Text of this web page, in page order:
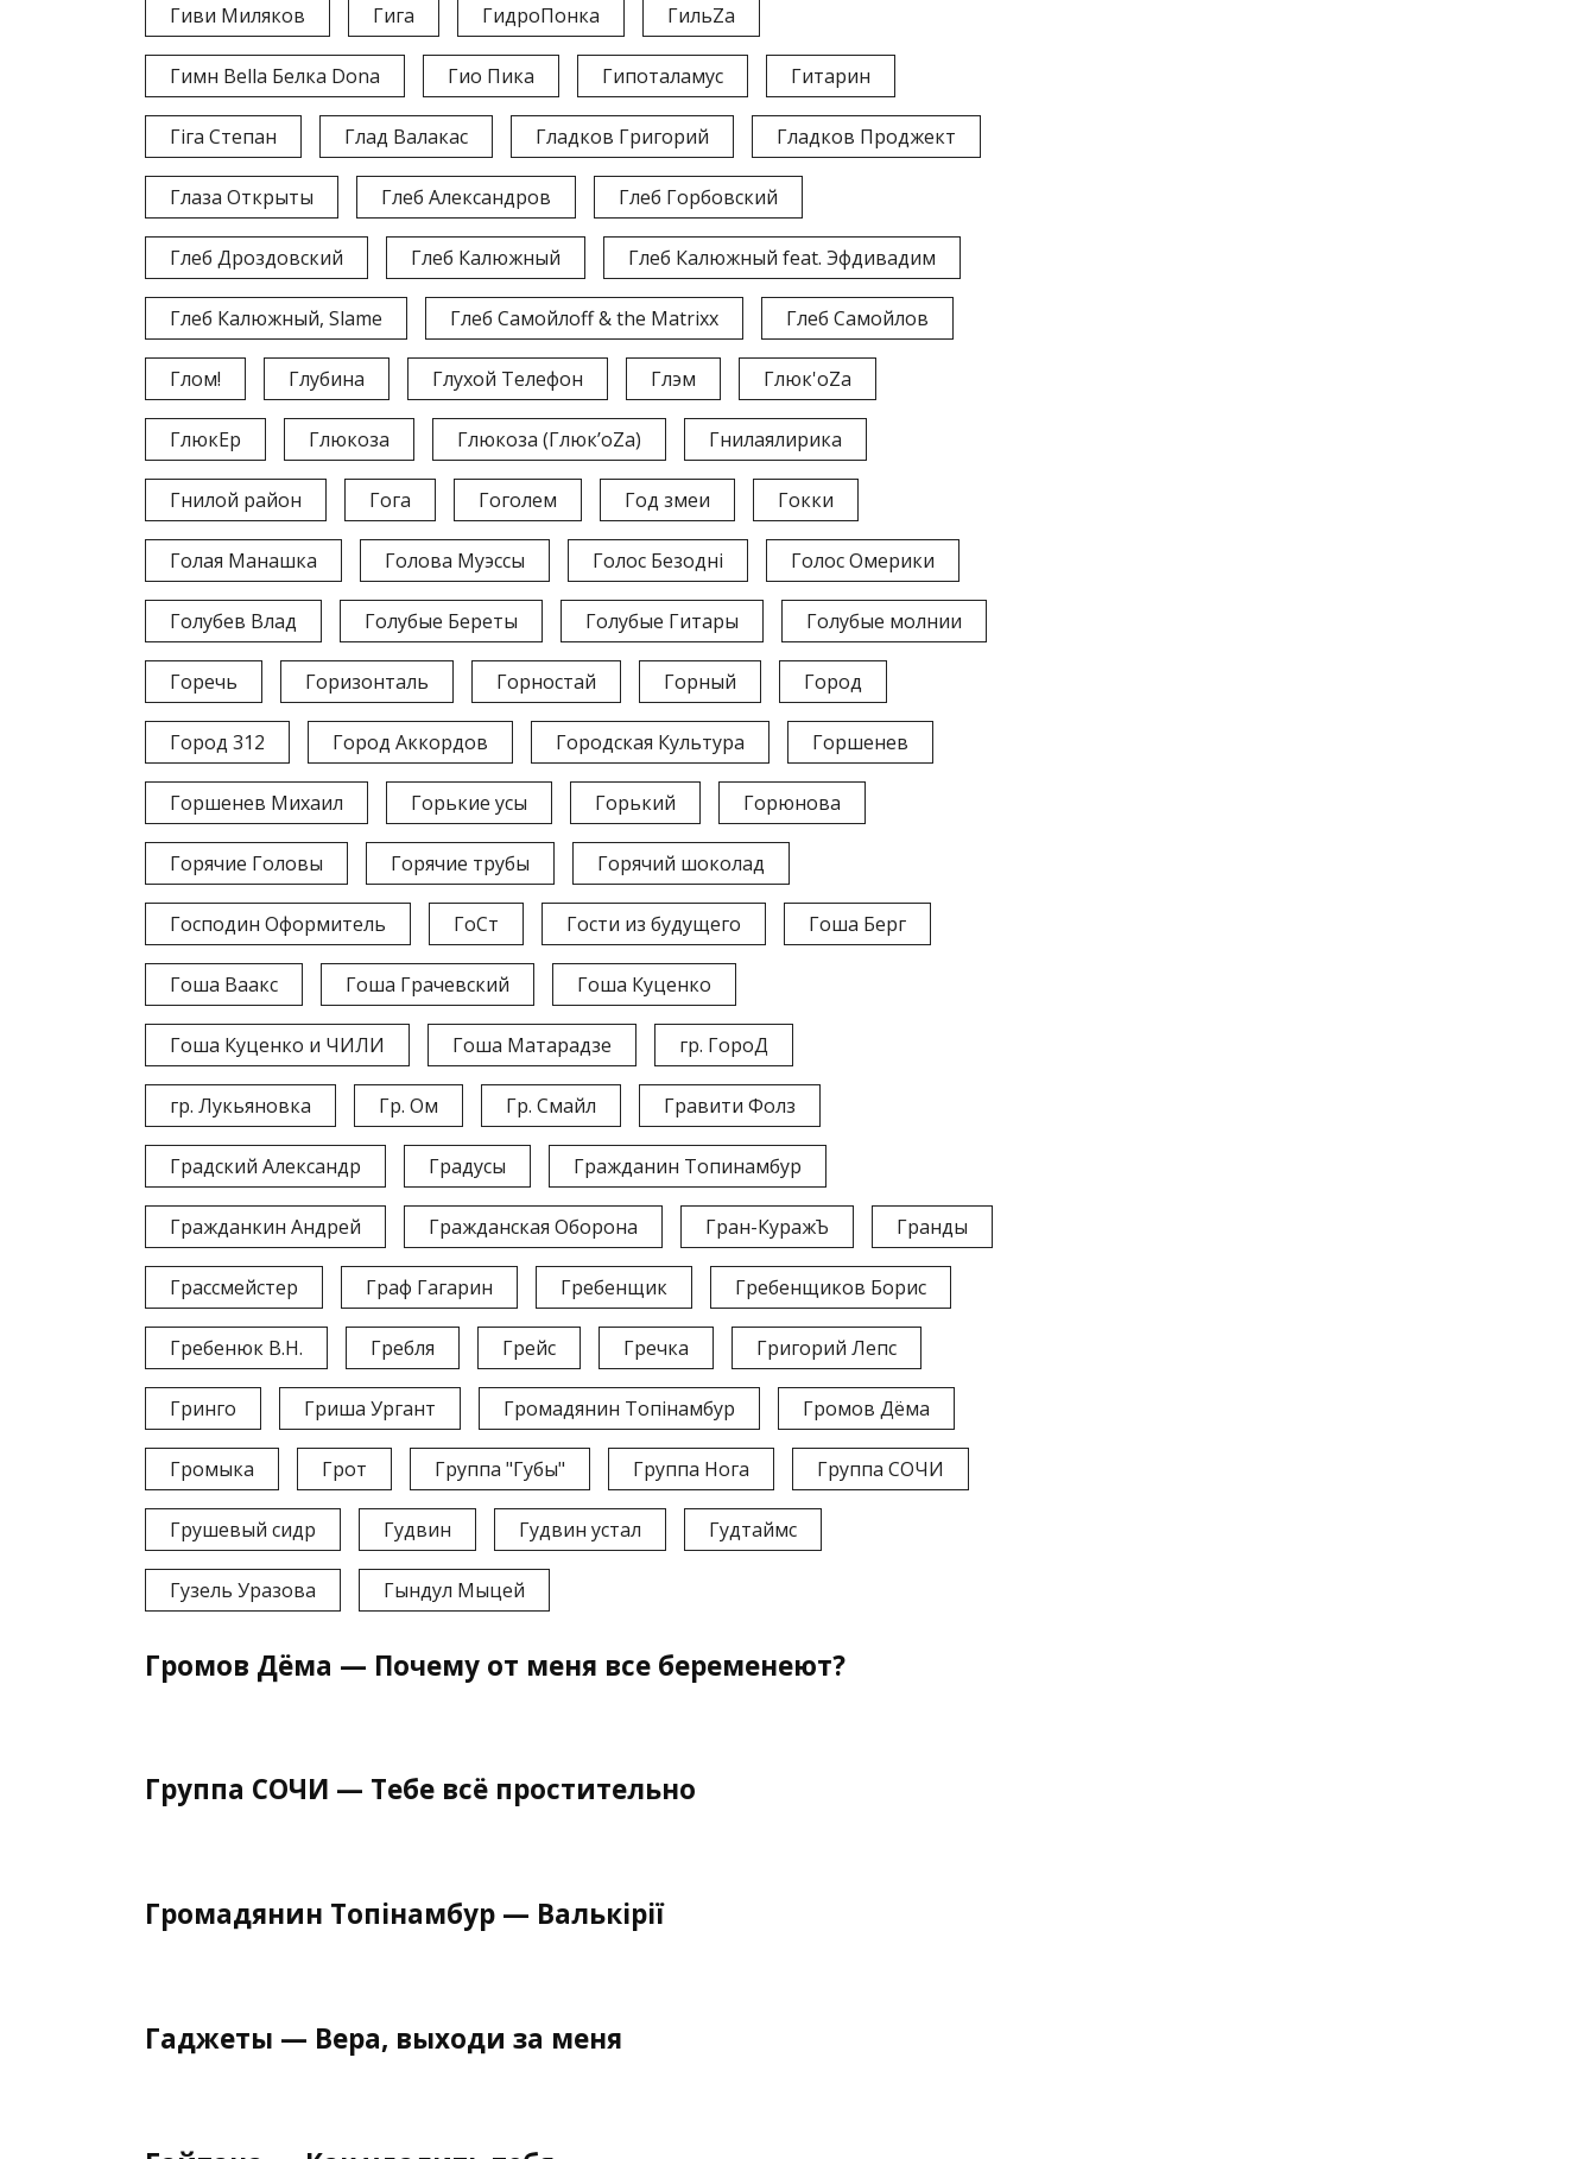
Гиви Миляков Гига ГидроПонка ГильZа
Гимн Bella Белка Dona Гио Пика Гипоталамус Гитарин
Гіга Степан Глад Валакас Гладков Григорий Гладков Проджект
Глаза Открыты Глеб Александров Глеб Горбовский
Глеб Дроздовский Глеб Калюжный Глеб Калюжный feat. Эфдивадим
Глеб Калюжный, Slame Глеб Самойлоff & the Matrixx Глеб Самойлов
Глом! Глубина Глухой Телефон Глэм Глюк'oZа
ГлюкЕр Глюкоза Глюкоза (Глюк’oZa) Гнилаялирика
Гнилой район Гога Гоголем Год змеи Гокки
Голая Манашка Голова Муэссы Голос Безодні Голос Омерики
Голубев Влад Голубые Береты Голубые Гитары Голубые молнии
Горечь Горизонталь Горностай Горный Город
Город 312 Город Аккордов Городская Культура Горшенев
Горшенев Михаил Горькие усы Горький Горюнова
Горячие Головы Горячие трубы Горячий шоколад
Господин Оформитель ГоСт Гости из будущего Гоша Берг
Гоша Ваакс Гоша Грачевский Гоша Куценко
Гоша Куценко и ЧИЛИ Гоша Матарадзе гр. ГороД
гр. Лукьяновка Гр. Ом Гр. Смайл Гравити Фолз
Градский Александр Градусы Гражданин Топинамбур
Гражданкин Андрей Гражданская Оборона Гран-КуражЪ Гранды
Грассмейстер Граф Гагарин Гребенщик Гребенщиков Борис
Гребенюк В.Н. Гребля Грейс Гречка Григорий Лепс
Гринго Гриша Ургант Громадянин Топінамбур Громов Дёма
Громыка Грот Группа "Губы" Группа Нога Группа СОЧИ
Грушевый сидр Гудвин Гудвин устал Гудтаймс
Гузель Уразова Гындул Мыцей
Громов Дёма — Почему от меня все беременеют?
Группа СОЧИ — Тебе всё простительно
Громадянин Топінамбур — Валькірії
Гаджеты — Вера, выходи за меня